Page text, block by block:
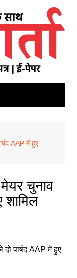
AAP में हुए
चुनाव
शामिल